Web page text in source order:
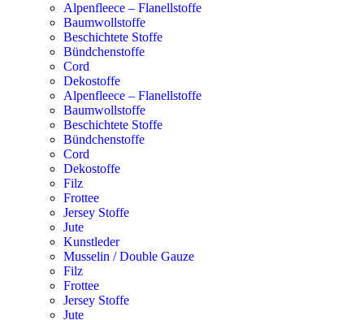
Alpenfleece – Flanellstoffe
Baumwollstoffe
Beschichtete Stoffe
Bündchenstoffe
Cord
Dekostoffe
Alpenfleece – Flanellstoffe
Baumwollstoffe
Beschichtete Stoffe
Bündchenstoffe
Cord
Dekostoffe
Filz
Frottee
Jersey Stoffe
Jute
Kunstleder
Musselin / Double Gauze
Filz
Frottee
Jersey Stoffe
Jute